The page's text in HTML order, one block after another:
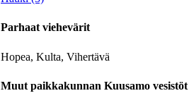
Parhaat viehevärit
Hopea, Kulta, Vihertävä
Muut paikkakunnan Kuusamo vesistöt